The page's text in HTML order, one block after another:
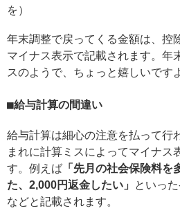
を）
年末調整で戻ってくる金額は、控
マイナス表示で記載されます。年
スのようで、ちょっと嬉しいです
給与計算の間違い
給与計算は細心の注意を払って行
まれに計算ミスによってマイナス
す。例えば 「先月の社会保険料
た、2,000円返金したい」
といっ
などと記載されます。